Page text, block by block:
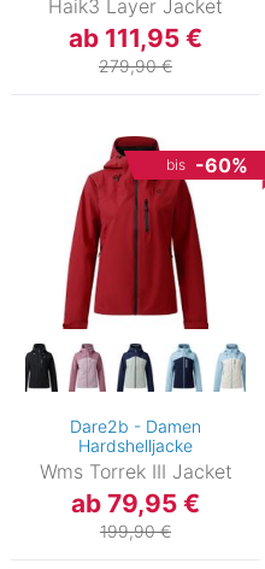
Haik3 Layer Jacket
ab 111,95 €
279,90 €
bis -60%
Dare2b - Damen
Hardshelljacke
Wms Torrek III Jacket
ab 79,95 €
199,90 €